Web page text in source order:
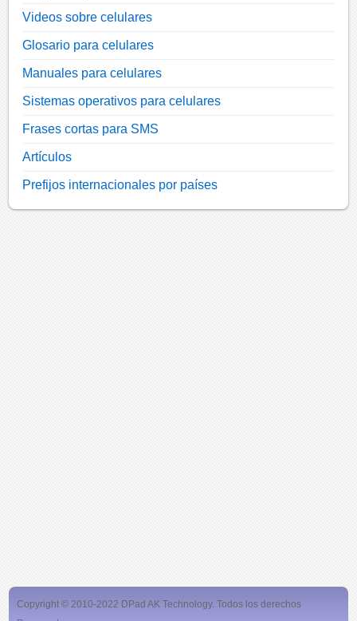
Videos sobre celulares
Glosario para celulares
Manuales para celulares
Sistemas operativos para celulares
Frases cortas para SMS
Artículos
Prefijos internacionales por países
Copyright © 2010-2022 DPad AK Technology. Todos los derechos